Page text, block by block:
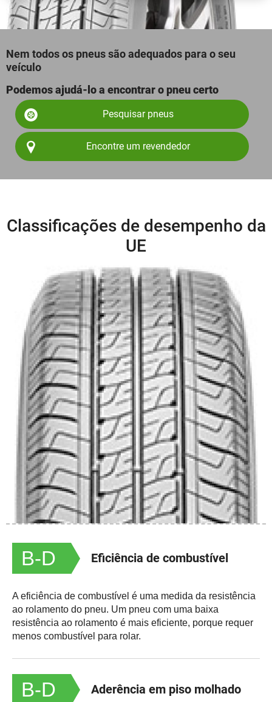
Nem todos os pneus são adequados para o seu
veículo
Podemos ajudá-lo a encontrar o pneu certo
Pesquisar pneus
Encontre um revendedor
Classificações de desempenho da
UE
B-D Eficiência de combustível
A eficiência de combustível é uma medida da resistência
ao rolamento do pneu. Um pneu com uma baixa
resistência ao rolamento é mais eficiente, porque requer
menos combustível para rolar.
B-D Aderência em piso molhado